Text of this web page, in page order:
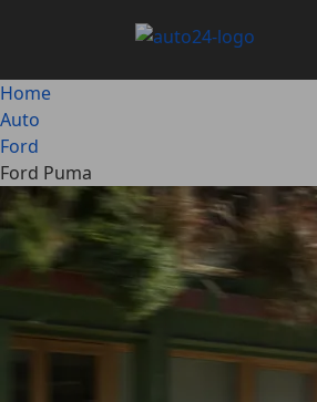
principale
Home
Auto
Ford
Ford Puma